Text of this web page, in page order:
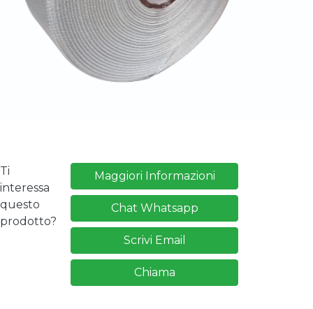
Ti
interessa
questo
prodotto?
Maggiori Informazioni
Chat Whatsapp
Scrivi Email
Chiama